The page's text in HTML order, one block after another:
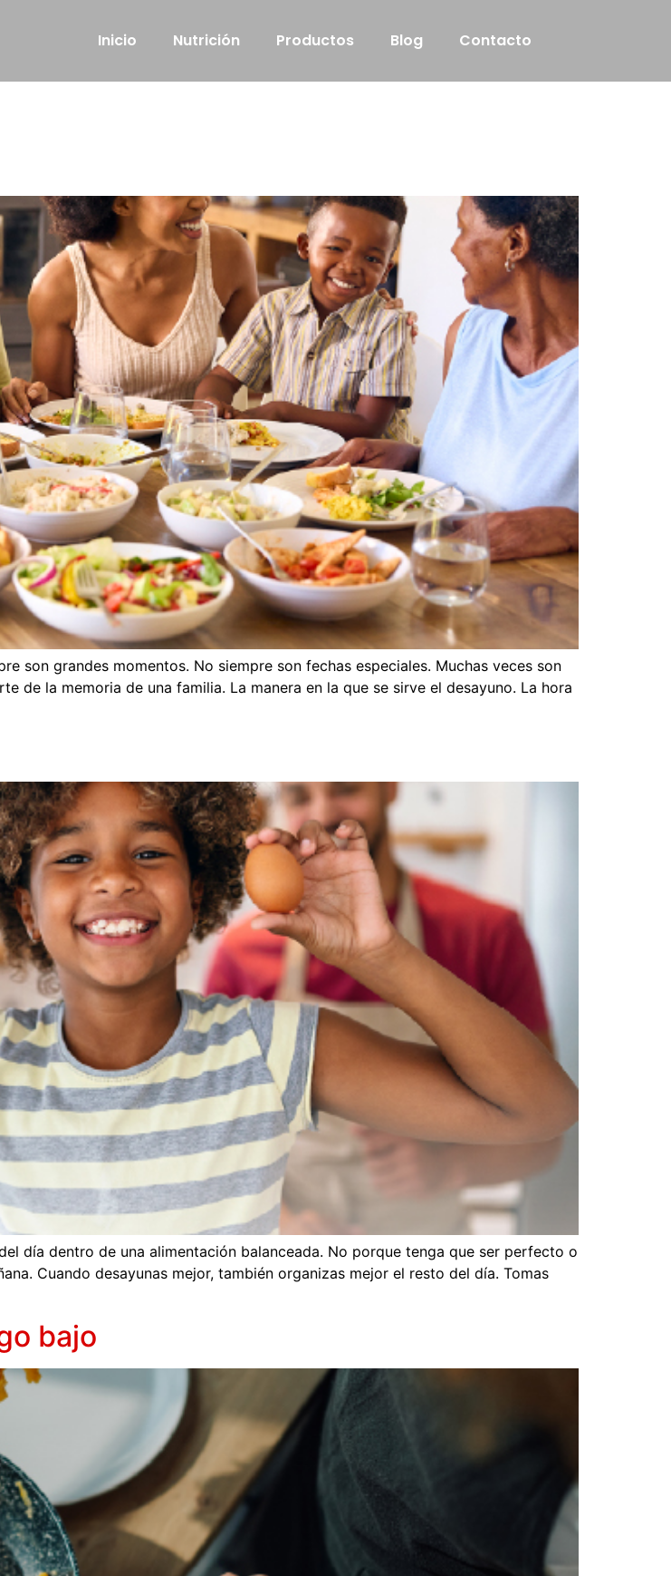
Inicio Nutrición Productos Blog Contacto
son grandes momentos. No siempre son fechas especiales. Muchas veces son
de la memoria de una familia. La manera en la que se sirve el desayuno. La hora
día dentro de una alimentación balanceada. No porque tenga que ser perfecto o
Cuando desayunas mejor, también organizas mejor el resto del día. Tomas
bajo